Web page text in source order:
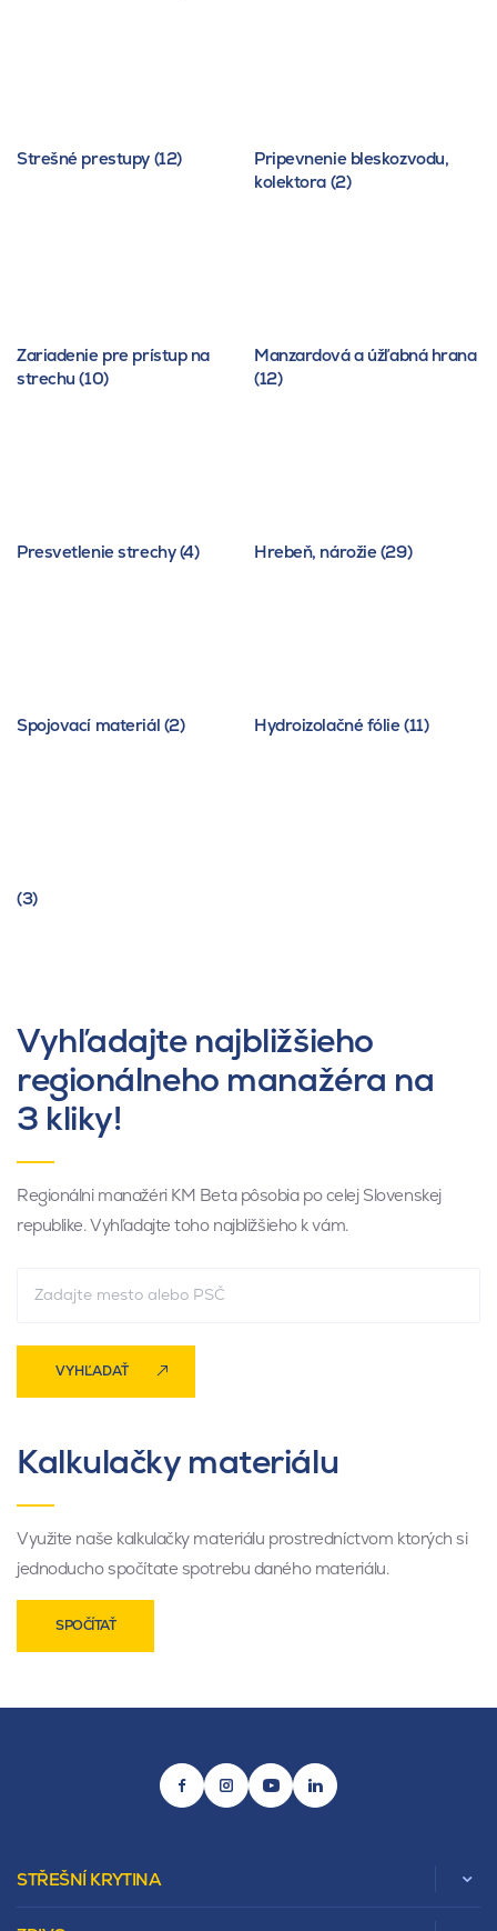
Strešné prestupy (12)
Pripevnenie bleskozvodu,
kolektora (2)
Zariadenie pre prístup na
strechu (10)
Manzardová a úžľabná hrana
(12)
Presvetlenie strechy (4) Hrebeň, nárožie (29)
Spojovací materiál (2) Hydroizolačné fólie (11)
(3)
Vyhľadajte najbližšieho
regionálneho manažéra na
3 kliky!
Regionálni manažéri KM Beta pôsobia po celej Slovenskej
republike. Vyhľadajte toho najbližšieho k vám.
VYHĽADAŤ
Kalkulačky materiálu
Využite naše kalkulačky materiálu prostredníctvom ktorých si
jednoducho spočítate spotrebu daného materiálu.
SPOČÍTAŤ
STŘEŠNÍ KRYTINA